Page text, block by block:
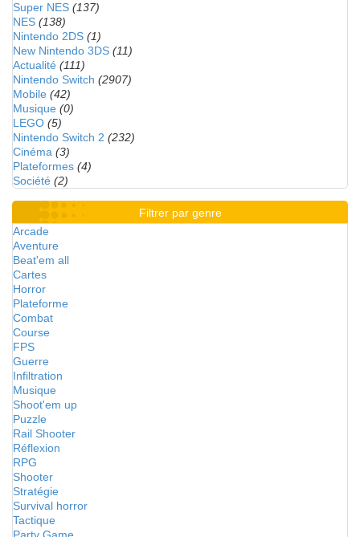
Super NES (137)
NES (138)
Nintendo 2DS (1)
New Nintendo 3DS (11)
Actualité (111)
Nintendo Switch (2907)
Mobile (42)
Musique (0)
LEGO (5)
Nintendo Switch 2 (232)
Cinéma (3)
Plateformes (4)
Société (2)
Filtrer par genre
Arcade
Aventure
Beat'em all
Cartes
Horror
Plateforme
Combat
Course
FPS
Guerre
Infiltration
Musique
Shoot'em up
Puzzle
Rail Shooter
Réflexion
RPG
Shooter
Stratégie
Survival horror
Tactique